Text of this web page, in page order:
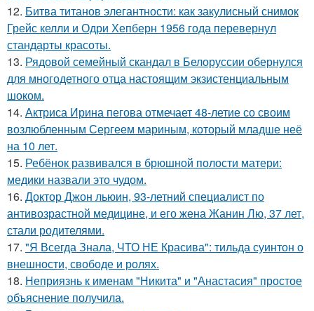
12. Битва титанов элегантности: как закулисный снимок
Грейс келли и Одри Хепберн 1956 года перевернул
стандарты красоты.
13. Рядовой семейный скандал в Белоруссии обернулся
для многодетного отца настоящим экзистенциальным
шоком.
14. Актриса Ирина пегова отмечает 48-летие со своим
возлюбленным Сергеем мариным, который младше неё
на 10 лет.
15. Ребёнок развивался в брюшной полости матери:
медики назвали это чудом.
16. Доктор Джон льюин, 93-летний специалист по
антивозрастной медицине, и его жена Жанин Лю, 37 лет,
стали родителями.
17. "Я Всегда Знала, ЧТО НЕ Красива": тильда суинтон о
внешности, свободе и ролях.
18. Неприязнь к именам "Никита" и "Анастасия" простое
объяснение получила.